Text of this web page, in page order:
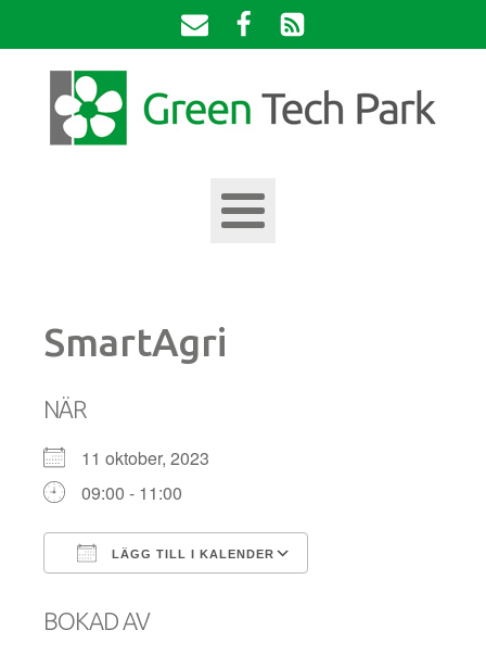
SmartAgri
NÄR
11 oktober, 2023
09:00 - 11:00
LÄGG TILL I KALENDER
BOKAD AV